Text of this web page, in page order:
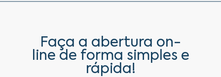
Faça a abertura on-
line de forma simples e
rápida!